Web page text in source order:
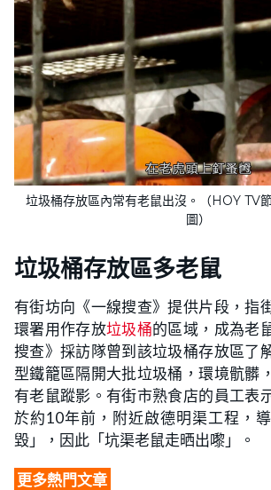
垃圾桶存放區內常有老鼠出沒。（HOY TV
圖）
垃圾桶存放區多老鼠
有街坊向《一線搜查》提供片段，指
環署用作存放垃圾桶的區域，成為老
搜查》採訪隊曾到該垃圾桶存放區了
型鐵籠區隔開大批垃圾桶，環境骯髒
有老鼠蹤影。有街市熟食店的員工表
於約10年前，附近啟德明渠工程，
毀」，因此「坑渠老鼠走晒出嚟」。
更多熱門文章